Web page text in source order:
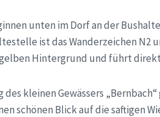
unten im Dorf an der
ist das Wanderzeichen N2
Hintergrund und führt
des kleinen Gewässers
schönen Blick auf die saftigen